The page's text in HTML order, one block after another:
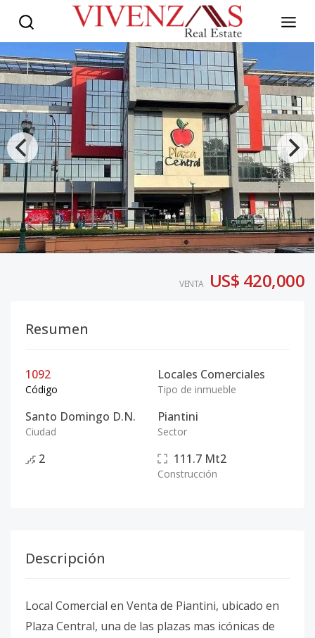
VENTA US$ 420,000
Resumen
1092
Código
Locales Comerciales
Tipo de inmueble
Santo Domingo D.N.
Ciudad
Piantini
Sector
2 111.7 Mt2
Construcción
Descripción
Local Comercial en Venta de Piantini, ubicado en
Plaza Central, una de las plazas mas icónicas de